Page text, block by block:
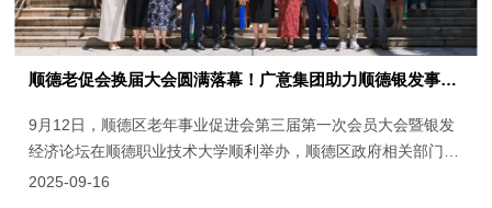
顺德老促会换届大会圆满落幕！广意集团助力顺德银发事业高质量发展
9月12日，顺德区老年事业促进会第三届第一次会员大会暨银发
经济论坛在顺德职业技术大学顺利举办，顺德区政府相关部门领
导、行业专家顾问、高等院校代表及协会全体会员代表等各界人
2025-09-16